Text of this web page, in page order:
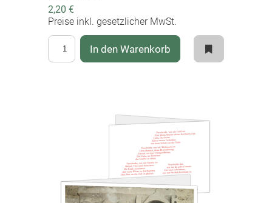
2,20 €
Preise inkl. gesetzlicher MwSt.
In den Warenkorb